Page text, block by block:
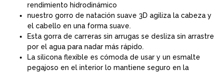
rendimiento hidrodinámico
nuestro gorro de natación suave 3D agiliza la cabeza y
el cabello en una forma suave.
Esta gorra de carreras sin arrugas se desliza sin arrastre
por el agua para nadar más rápido.
La silicona flexible es cómoda de usar y un esmalte
pegajoso en el interior lo mantiene seguro en la